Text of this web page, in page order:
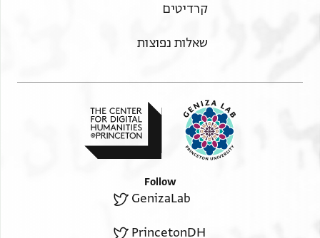
קרדיטים
שאלות נפוצות
Follow
GenizaLab
PrincetonDH